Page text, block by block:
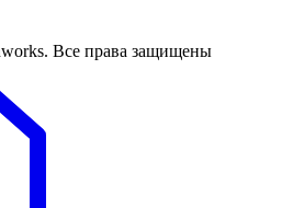
Все права защищены